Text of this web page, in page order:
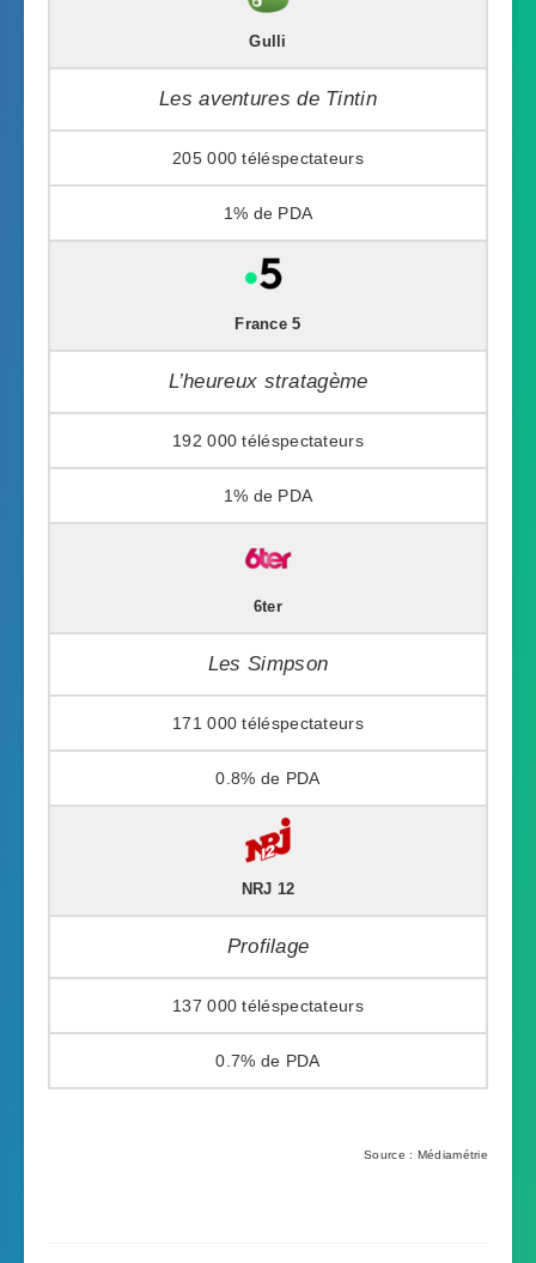
Gulli
Les aventures de Tintin
205 000
1%
France 5
L’heureux stratagème
192 000
1%
6ter
Les Simpson
171 000
0.8%
NRJ 12
Profilage
137 000
0.7%
Source : Médiamétrie